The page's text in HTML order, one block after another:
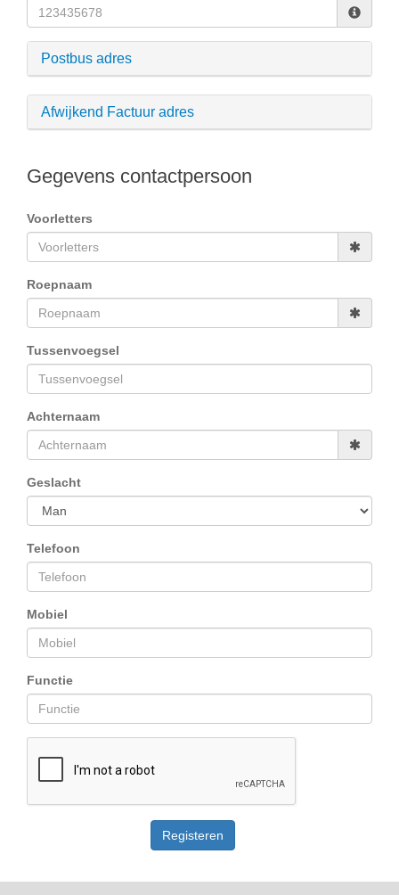
Postbus adres
Afwijkend Factuur adres
Gegevens contactpersoon
Voorletters
Roepnaam
Tussenvoegsel
Achternaam
Geslacht
Telefoon
Mobiel
Functie